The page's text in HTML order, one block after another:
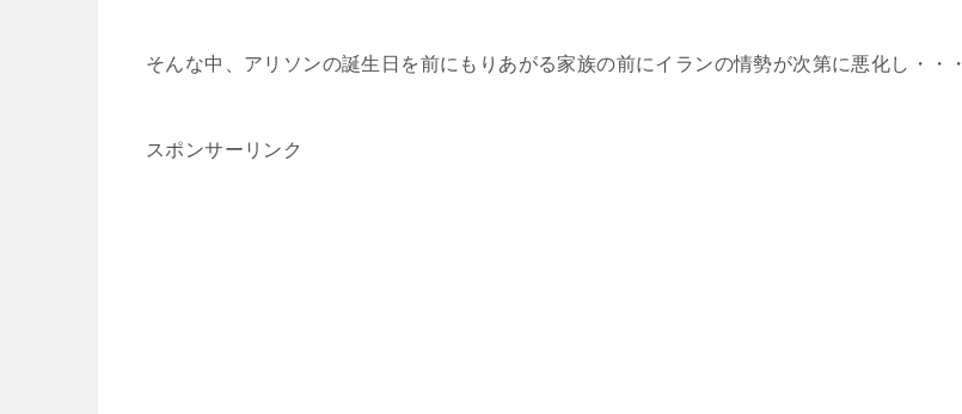
そんな中、アリソンの誕生日を前にもりあがる家族の前にイランの情勢が次第に悪化し・・・
スポンサーリンク